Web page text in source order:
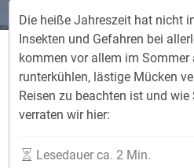
Die heiße Jahreszeit hat nicht
Insekten und Gefahren bei
kommen vor allem im Sommer
runterkühlen, lästige Mücken
Reisen zu beachten ist und wie
verraten wir hier:
Lesedauer ca. 2 Min.